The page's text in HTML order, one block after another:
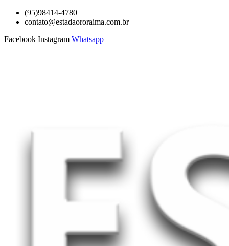
para
conteúdo
(95)98414-4780
contato@estadaororaima.com.br
Facebook Instagram Whatsapp